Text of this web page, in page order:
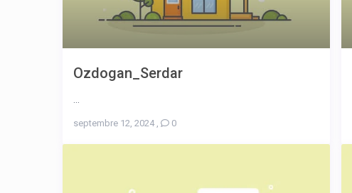
Ozdogan_Serdar
septembre 12, 2024, 0